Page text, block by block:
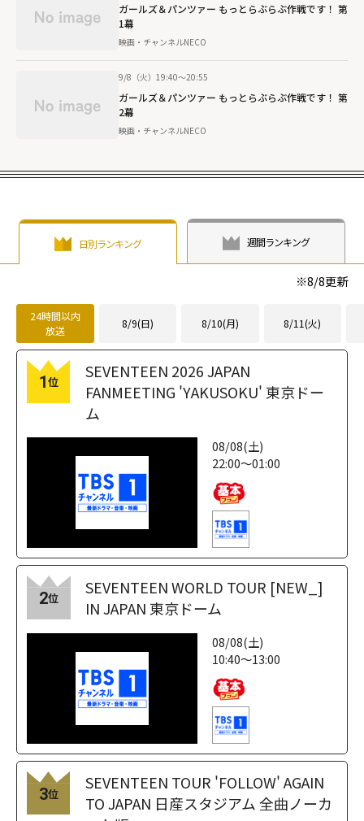
ガールズ＆パンツァー もっとらぶらぶ作戦です！ 第
1幕
映画・チャンネルNECO
9/8（火）19:40～20:55
ガールズ＆パンツァー もっとらぶらぶ作戦です！ 第
2幕
映画・チャンネルNECO
日別ランキング 週間ランキング
※8/8更新
24時間以内
放送
8/9(日) 8/10(月) 8/11(火)
1 位
SEVENTEEN 2026 JAPAN
FANMEETING 'YAKUSOKU' 東京ドー
ム
08/08(土)
22:00～01:00
2位
SEVENTEEN WORLD TOUR [NEW_]
IN JAPAN 東京ドーム
08/08(土)
10:40～13:00
3位
SEVENTEEN TOUR 'FOLLOW' AGAIN
TO JAPAN 日産スタジアム 全曲ノーカ